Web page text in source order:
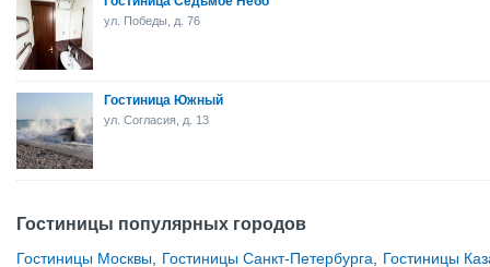
ул. Победы, д. 76
Гостиница Южный
ул. Согласия, д. 13
Гостиницы популярных городов
Гостиницы Москвы Гостиницы Санкт-Петербурга Гостиницы